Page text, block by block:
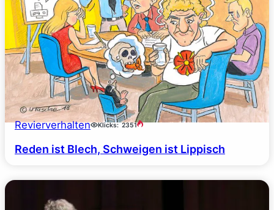
Revierverhalten Klicks: 2351
Reden ist Blech, Schweigen ist Lippisch